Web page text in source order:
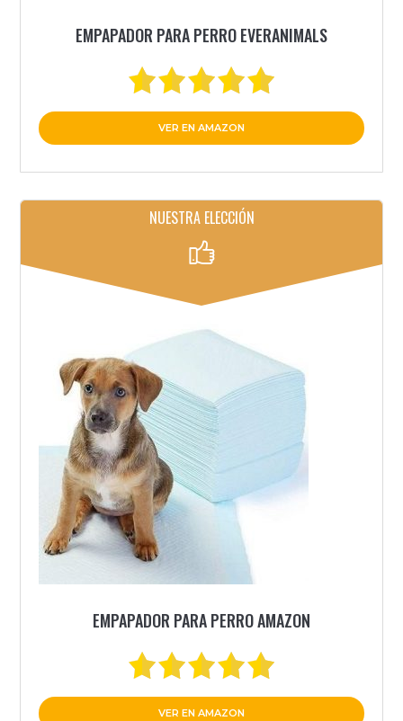
EMPAPADOR PARA PERRO EVERANIMALS
VER EN AMAZON
NUESTRA ELECCIÓN
EMPAPADOR PARA PERRO AMAZON
VER EN AMAZON